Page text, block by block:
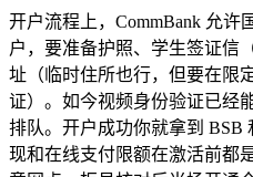
开户流程上，CommBank 允许
户，要准备护照、学生签证信
址（临时住所也行，但要在限
证）。如今视频身份验证已经
排队。开户成功你就拿到 BSB
现和在线支付限额在激活前都